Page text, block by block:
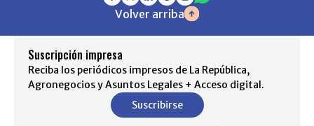
Volver arriba
Suscripción impresa
Reciba los periódicos impresos de La República,
Agronegocios y Asuntos Legales + Acceso digital.
Suscribirse